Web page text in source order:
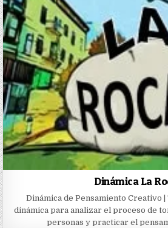
Dinámica La
Dinámica de Pensamiento Creativo
dinámica para analizar el proceso de
personas y practicar el